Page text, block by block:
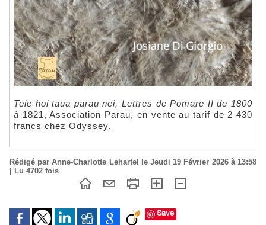
Teie hoi taua parau nei, Lettres de Pōmare II de 1800
à 1821, Association Parau, en vente au tarif de 2 430
francs chez Odyssey.
Rédigé par Anne-Charlotte Lehartel le Jeudi 19 Février 2026 à 13:58
| Lu 4702 fois
Save